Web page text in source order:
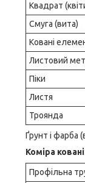
Квадрат
Смуга (вита)
Ковані
Листовий
Піки
Листя
Троянда
Ґрунт і фарба
Коміра
Профільна